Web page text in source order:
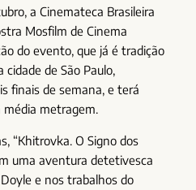
a Cinemateca Brasileira
Mosfilm de Cinema
do evento, que já é tradição
de São Paulo,
finais de semana, e terá
média metragem.
“Khitrovka. O Signo dos
uma aventura detetivesca
e nos trabalhos do